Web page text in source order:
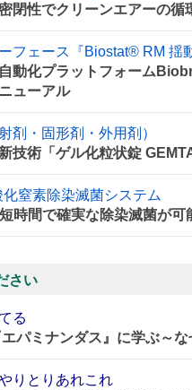
閉性でクリーンエアーの
フェース『Biostat® RM
動化プラットフォーム
ューアル
剤・固形剤・外用剤）
技術「ゲル化粒状錠
窒素除染滅菌システム
時間で確実な除染滅菌が可
さい
る
パミナンダス』に学ぶ～
りとりあれこれ